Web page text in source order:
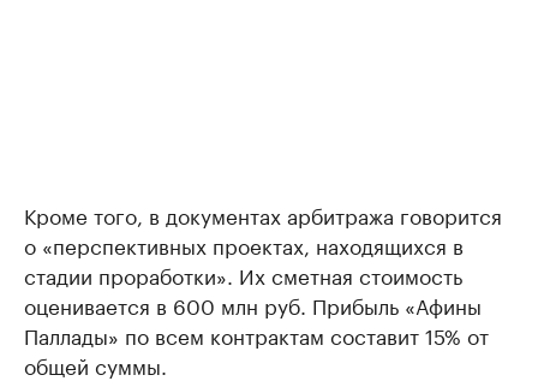
Кроме того, в документах арбитража говорится
о «перспективных проектах, находящихся в
стадии проработки». Их сметная стоимость
оценивается в 600 млн руб. Прибыль «Афины
Паллады» по всем контрактам составит 15% от
общей суммы.